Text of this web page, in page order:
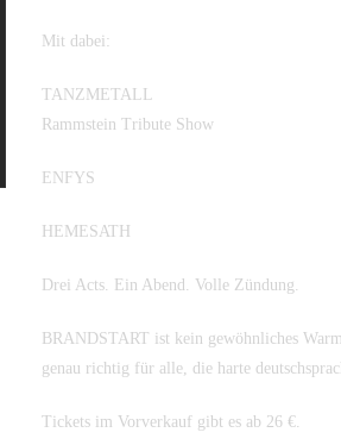
Mit dabei:
TANZMETALL
Rammstein Tribute Show
ENFYS
HEMESATH
Drei Acts. Ein Abend. Volle Zündung.
BRANDSTART ist kein gewöhnliches
genau richtig für alle, die harte
Tickets im Vorverkauf gibt es ab 26 €.